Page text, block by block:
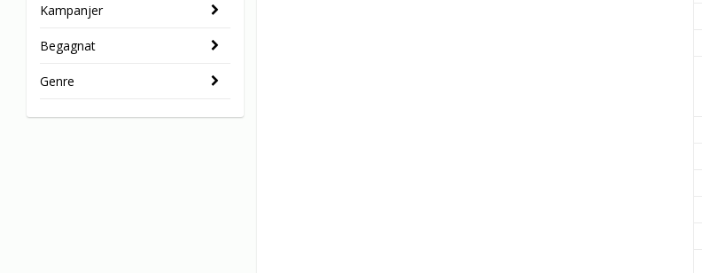
Kampanjer
Begagnat
Genre